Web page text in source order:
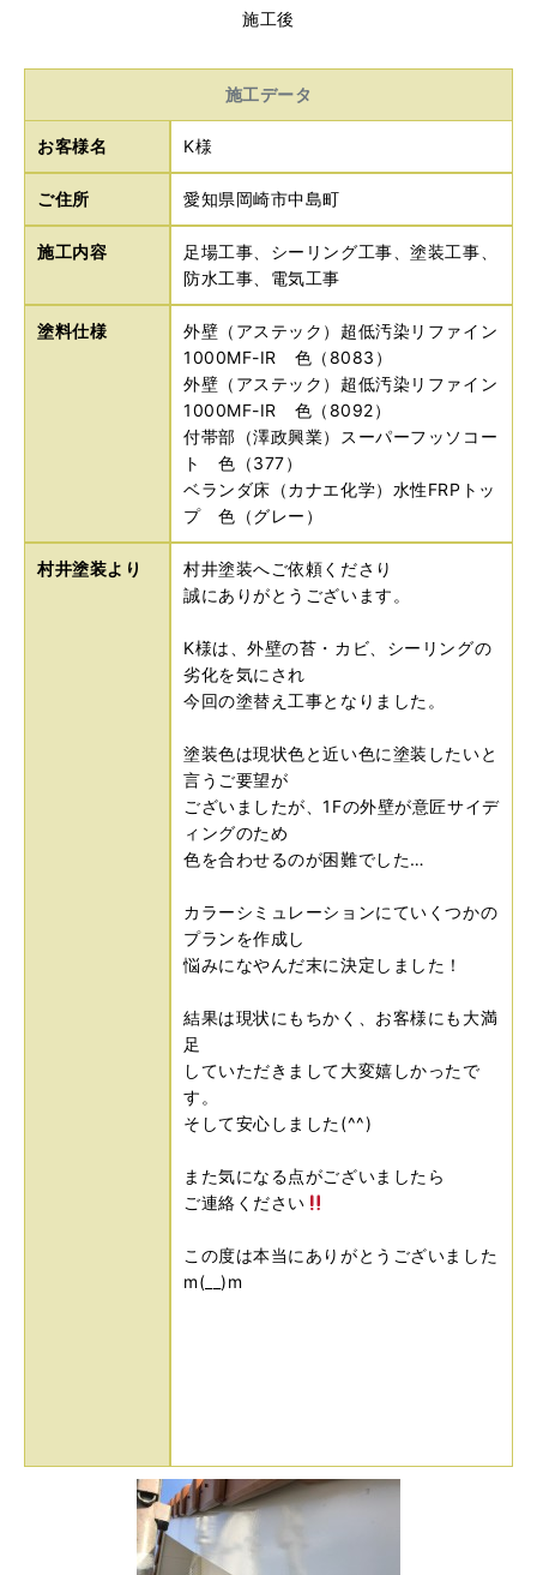
施工後
施工データ
お客様名 K様
ご住所 愛知県岡崎市中島町
施工内容
足場工事、シーリング工事、塗装工事、
防水工事、電気工事
塗料仕様
外壁（アステック）超低汚染リファイン
1000MF-IR 色（8083）
外壁（アステック）超低汚染リファイン
1000MF-IR 色（8092）
付帯部（澤政興業）スーパーフッソコー
ト 色（377）
ベランダ床（カナエ化学）水性FRPトッ
プ 色（グレー）
村井塗装より
村井塗装へご依頼くださり
誠にありがとうございます。
K様は、外壁の苔・カビ、シーリングの
劣化を気にされ
今回の塗替え工事となりました。
塗装色は現状色と近い色に塗装したいと
言うご要望が
ございましたが、1Fの外壁が意匠サイデ
ィングのため
色を合わせるのが困難でした…
カラーシミュレーションにていくつかの
プランを作成し
悩みになやんだ末に決定しました！
結果は現状にもちかく、お客様にも大満
足
していただきまして大変嬉しかったで
す。
そして安心しました(^^)
また気になる点がございましたら
ご連絡ください
この度は本当にありがとうございました
m(__)m